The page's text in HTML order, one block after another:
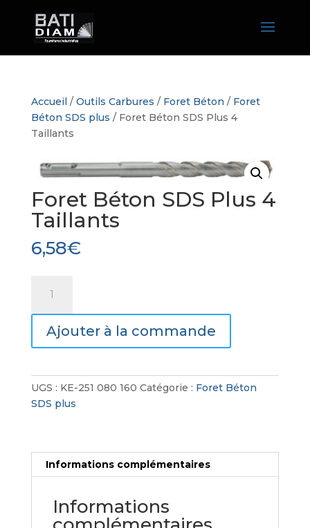
Accueil / Outils Carbures / Foret Béton / Foret
Béton SDS plus / Foret Béton SDS Plus 4
Taillants
Foret Béton SDS Plus 4
Taillants
6,58€
Foret
Béton
SDS
4
Taillants
Ajouter à la commande
UGS : KE-251 080 160 Catégorie : Foret Béton
SDS plus
Informations complémentaires
Informations